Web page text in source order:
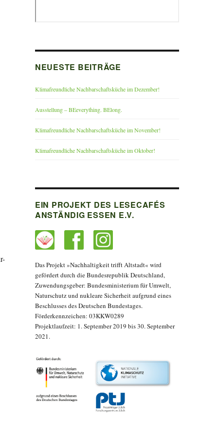
NEUESTE BEITRÄGE
Klimafreundliche Nachbarschaftsküche im Dezember!
Ausstellung – BEeverything. BElong.
Klimafreundliche Nachbarschaftsküche im November!
Klimafreundliche Nachbarschaftsküche im Oktober!
EIN PROJEKT DES LESECAFÉS
ANSTÄNDIG ESSEN E.V.
Das Projekt »Nachhaltigkeit trifft Altstadt« wird
gefördert durch die Bundesrepublik Deutschland,
Zuwendungsgeber: Bundesministerium für Umwelt,
Naturschutz und nukleare Sicherheit aufgrund eines
Beschlusses des Deutschen Bundestages.
Förderkennzeichen: 03KKW0289
Projektlaufzeit: 1. September 2019 bis 30. September
2021.